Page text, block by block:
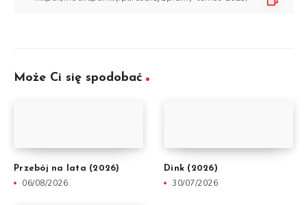
Może Ci się spodobać
Przebój na lata (2026)
06/08/2026
Dink (2026)
30/07/2026